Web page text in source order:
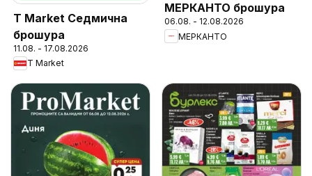
T Market Седмична
брошура
11.08. - 17.08.2026
T Market
МЕРКАНТО брошура
06.08. - 12.08.2026
МЕРКАНТО